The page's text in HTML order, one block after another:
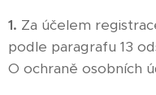
1. Za účelem
podle paragrafu 13
O ochraně osobních